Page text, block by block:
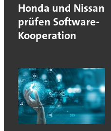
Honda und Nissan
prüfen Software-
Kooperation